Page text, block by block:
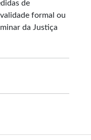
de
formal ou
da Justiça